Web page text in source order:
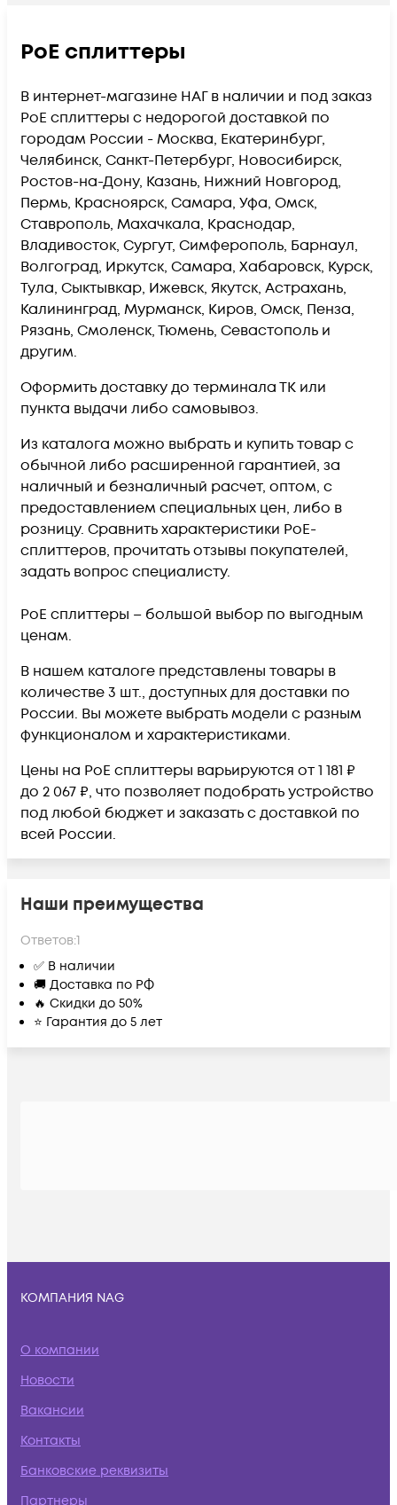
PoE сплиттеры
В интернет-магазине НАГ в наличии и под заказ
PoE сплиттеры с недорогой доставкой по
городам России - Москва, Екатеринбург,
Челябинск, Санкт-Петербург, Новосибирск,
Ростов-на-Дону, Казань, Нижний Новгород,
Пермь, Красноярск, Самара, Уфа, Омск,
Ставрополь, Махачкала, Краснодар,
Владивосток, Сургут, Симферополь, Барнаул,
Волгоград, Иркутск, Самара, Хабаровск, Курск,
Тула, Сыктывкар, Ижевск, Якутск, Астрахань,
Калининград, Мурманск, Киров, Омск, Пенза,
Рязань, Смоленск, Тюмень, Севастополь и
другим.
Оформить доставку до терминала ТК или
пункта выдачи либо самовывоз.
Из каталога можно выбрать и купить товар с
обычной либо расширенной гарантией, за
наличный и безналичный расчет, оптом, с
предоставлением специальных цен, либо в
розницу. Сравнить характеристики PoE-
сплиттеров, прочитать отзывы покупателей,
задать вопрос специалисту.
PoE сплиттеры – большой выбор по выгодным
ценам.
В нашем каталоге представлены товары в
количестве 3 шт., доступных для доставки по
России. Вы можете выбрать модели с разным
функционалом и характеристиками.
Цены на PoE сплиттеры варьируются от 1 181 ₽
до 2 067 ₽, что позволяет подобрать устройство
под любой бюджет и заказать с доставкой по
всей России.
Наши преимущества
Ответов:1
✅ В наличии
🚚 Доставка по РФ
🔥 Скидки до 50%
⭐ Гарантия до 5 лет
КОМПАНИЯ NAG
О компании
Новости
Вакансии
Контакты
Банковские реквизиты
Партнеры